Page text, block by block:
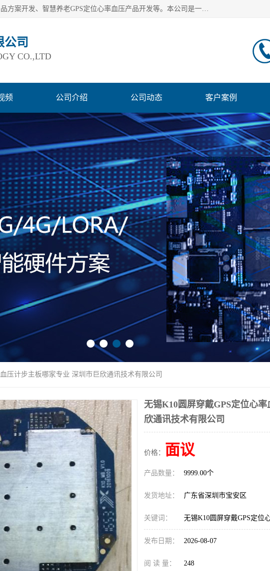
深圳市巨欣通讯技术有限公司是应用领域有：智能硬件Lora产品方案开发、智慧养老GPS定位心率血压产品开发等。本公司是一家民营高新技术企业、行业成员之一的智能硬件方案提供商，公司致力于为智能物联领域提供硬件解决方案。公司可满足不同类型客户采购需要，巨欣通讯切身体会客户对服务及时性的要求，建立了完善的售后服务系统，运用先进的互联网工具为客户提供及时、周到的服务！
公司
CO.,LTD
频 公司介绍 公司动态 客户案例
压计步主板哪家专业 深圳市巨欣通讯技术有限公司
无锡K10圆屏穿戴GPS定位心
欣通讯技术有限公司
价格： 面议
产品数量： 9999.00个
发货地址： 广东省深圳市宝安区
关键词： 无锡K10圆屏穿戴GPS定位
发布日期： 2026-08-07
阅 读 量： 248